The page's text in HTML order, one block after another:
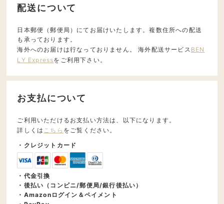
配送について
日本郵便（郵便局）にてお届けいたします。複数住所への配送
も承っております。
海外へのお届けは行なっておりません。 海外配送サービス BEN
LY Expressをご利用下さい。
お支払について
ご利用いただけるお支払い方法は、以下になります。
詳しくは こちら をご覧ください。
・クレジットカード
・代金引換
・後払い（コンビニ/郵便局/銀行後払い）
・Amazonログイン＆ペイメント